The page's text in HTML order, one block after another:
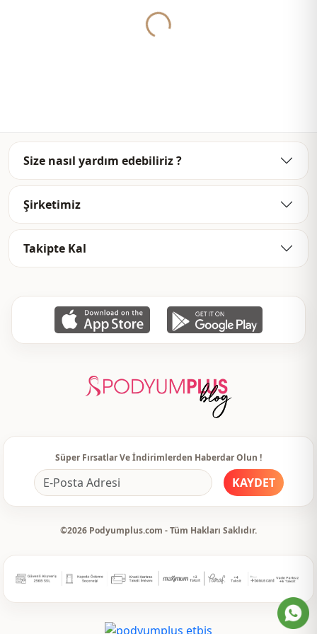
Size nasıl yardım edebiliriz ?
Şirketimiz
Takipte Kal
Süper Fırsatlar Ve İndirimlerden Haberdar Olun !
KAYDET
©2026 Podyumplus.com - Tüm Hakları Saklıdır.